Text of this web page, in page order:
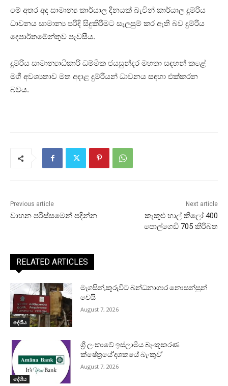
මේ අතර අද සාමාන්‍ය කාර්යාල දිනයක් බැවින් කාර්යාල දුම්රිය
ධාවනය සාමාන්‍ය පරිදි සිදුකිරීමට සැලසුම් කර ඇති බව දුම්රිය
දෙපාර්තමේන්තුව පැවසීය.
දුම්රිය සාමාන්‍යාධිකාරි ධම්මික ජයසුන්දර මහතා සඳහන් කළේ
මගී අවශ්‍යතාව මත අදාළ දුම්රියන් ධාවනය සඳහා එක්කරන
බවය.
Previous article
වාහන පරිස්සමෙන් පදින්න
Next article
කැකුළු හාල් කිලෝ 400
පොල්ගෙඩි 705 කිරිබත
RELATED ARTICLES
දේශීය
මැගසින්,කුරුවිට බන්ධනාගාර නොසන්සුන්
වෙයි
August 7, 2026
දේශීය
ශ්‍රී ලංකාවේ ඉස්ලාමීය බැංකුකරණ
ක්ෂේත්‍රයේ‘දශකයේ බැංකුව’
August 7, 2026